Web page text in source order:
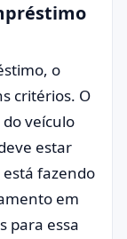
o
critérios. O
veículo
estar
fazendo
em
para essa